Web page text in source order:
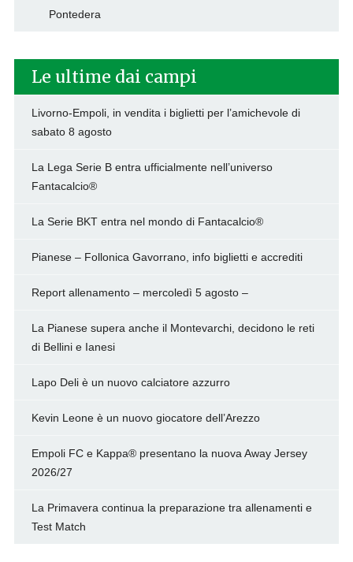
Pontedera
Le ultime dai campi
Livorno-Empoli, in vendita i biglietti per l’amichevole di
sabato 8 agosto
La Lega Serie B entra ufficialmente nell’universo
Fantacalcio®
La Serie BKT entra nel mondo di Fantacalcio®
Pianese – Follonica Gavorrano, info biglietti e accrediti
Report allenamento – mercoledì 5 agosto –
La Pianese supera anche il Montevarchi, decidono le reti
di Bellini e Ianesi
Lapo Deli è un nuovo calciatore azzurro
Kevin Leone è un nuovo giocatore dell’Arezzo
Empoli FC e Kappa® presentano la nuova Away Jersey
2026/27
La Primavera continua la preparazione tra allenamenti e
Test Match